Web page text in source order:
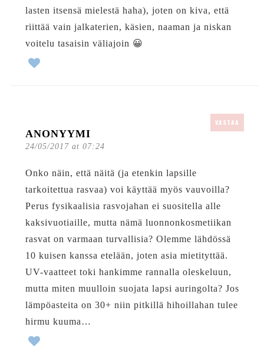
lasten itsensä mielestä haha), joten on kiva, että
riittää vain jalkaterien, käsien, naaman ja niskan
voitelu tasaisin väliajoin 😀
ANONYYMI
24/05/2017 at 07:24
VASTAA
Onko näin, että näitä (ja etenkin lapsille
tarkoitettua rasvaa) voi käyttää myös vauvoilla?
Perus fysikaalisia rasvojahan ei suositella alle
kaksivuotiaille, mutta nämä luonnonkosmetiikan
rasvat on varmaan turvallisia? Olemme lähdössä
10 kuisen kanssa etelään, joten asia mietityttää.
UV-vaatteet toki hankimme rannalla oleskeluun,
mutta miten muulloin suojata lapsi auringolta? Jos
lämpöasteita on 30+ niin pitkillä hihoillahan tulee
hirmu kuuma…